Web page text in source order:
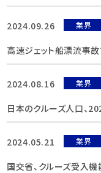
2024.09.26 業界
高速ジェット船漂流事
2024.08.16 業界
日本のクルーズ人口、
2024.05.21 業界
国交省、クルーズ受入